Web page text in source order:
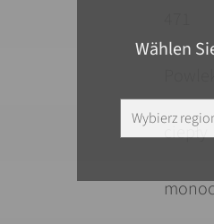
Wählen
Wybierz
ciepły